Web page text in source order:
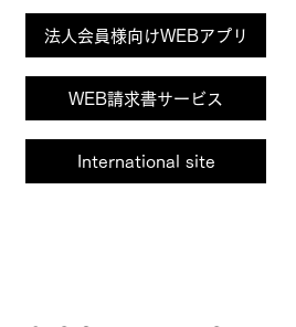
「健康経営優良法人
International site
法人会員様向けWEBアプリ
WEB請求書サービス